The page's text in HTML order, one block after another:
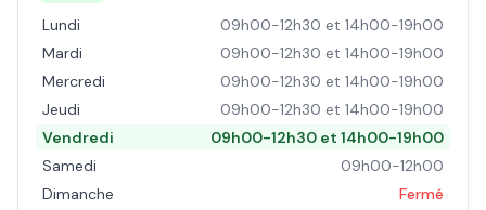
Lundi
09h00-12h30 et 14h00-19h00
Mardi
09h00-12h30 et 14h00-19h00
Mercredi
09h00-12h30 et 14h00-19h00
Jeudi
09h00-12h30 et 14h00-19h00
Vendredi
09h00-12h30 et 14h00-19h00
Samedi
09h00-12h00
Dimanche
Fermé